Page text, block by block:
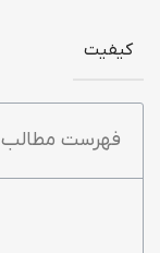
کیفیت
فهرست مطالب